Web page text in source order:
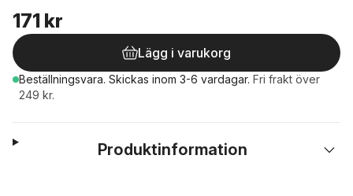
171 kr
Lägg i varukorg
Beställningsvara. Skickas inom 3-6 vardagar. Fri frakt över
249 kr.
Produktinformation